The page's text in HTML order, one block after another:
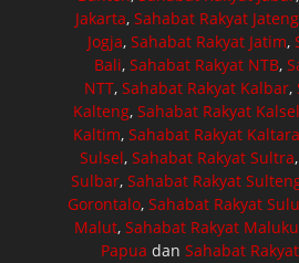
Jakarta, Sahabat Rakyat Jateng
Jogja, Sahabat Rakyat Jatim,
Bali,Sahabat Rakyat NTB,
NTT,Sahabat Rakyat Kalbar,
Kalteng,Sahabat Rakyat
Kaltim,Sahabat Rakyat
Sulsel, Sahabat Rakyat Sultra,
Sulbar,Sahabat Rakyat
Gorontalo,Sahabat Rakyat
Malut,Sahabat Rakyat Maluku
Papua danSahabat